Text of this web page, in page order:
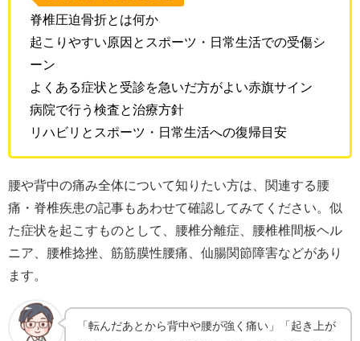
脊椎圧迫骨折とは何か
起こりやすい原因とスポーツ・日常生活での受傷シ
ーン
よくある症状と受診を急いだ方がよい赤旗サイン
病院で行う検査と治療方針
リハビリとスポーツ・日常生活への復帰目安
腰や背中の痛み全体について知りたい方は、関連する腰
痛・脊椎疾患の記事もあわせて確認してみてください。似
た症状を起こすものとして、腰椎分離症、腰椎椎間板ヘル
ニア、腰椎捻挫、筋筋膜性腰痛、仙腸関節障害などがあり
ます。
「転んだあとから背中や腰が強く痛い」「起き上が